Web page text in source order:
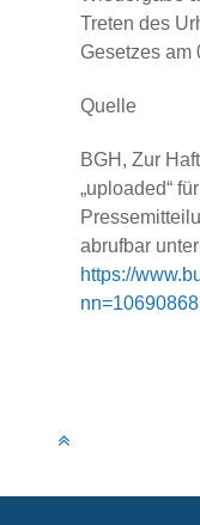
Treten des
Gesetzes am
Quelle
BGH, Zur
„uploaded“
abrufbar
https://
nn=10690868